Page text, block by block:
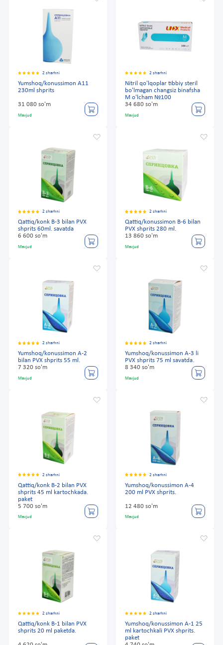
2 sharhni
Yumshoq/konussimon A11
230ml shprits
31 080 so'm
Mavjud
2 sharhni
Nitril qo'lqoplar tibbiy steril
bo'lmagan changsiz binafsha
M o'lcham №100
34 680 so'm
Mavjud
2 sharhni
Qattiq/konk B-3 bilan PVX
shprits 60ml. savatda
6 600 so'm
Mavjud
2 sharhni
Qattiq/konussimon B-6 bilan
PVX shprits 280 ml.
13 860 so'm
Mavjud
2 sharhni
Yumshoq/konussimon A-2
bilan PVX shprits 55 ml.
7 320 so'm
Mavjud
2 sharhni
Yumshoq/konussimon A-3 li
PVX shprits 75 ml savatda.
8 340 so'm
Mavjud
2 sharhni
Qattiq/konk B-2 bilan PVX
shprits 45 ml kartochkada.
paket
5 700 so'm
Mavjud
2 sharhni
Yumshoq/konussimon A-4
200 ml PVX shprits.
12 480 so'm
Mavjud
2 sharhni
Qattiq/konk B-1 bilan PVX
shprits 20 ml paketda.
2 sharhni
Yumshoq/konussimon A-1 25
ml kartochkali PVX shprits.
paket